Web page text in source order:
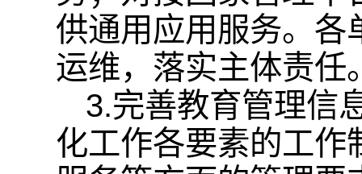
供通用应用服务。各
运维，落实主体责任
3.完善教育管理信
化工作各要素的工作